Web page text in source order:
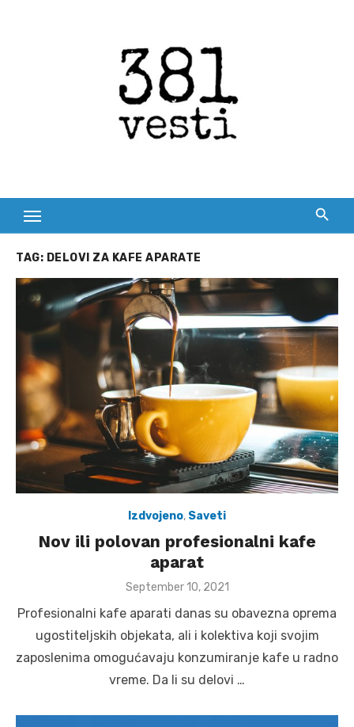
TAG: DELOVI ZA KAFE APARATE
Izdvojeno, Saveti
Nov ili polovan profesionalni kafe
aparat
Posted
September 10, 2021
Profesionalni kafe aparati danas su obavezna oprema
ugostiteljskih objekata, ali i kolektiva koji svojim
zaposlenima omogućavaju konzumiranje kafe u radno
vreme. Da li su delovi …